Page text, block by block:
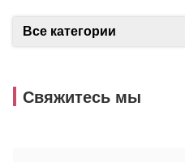
Все категории
Свяжитесь мы